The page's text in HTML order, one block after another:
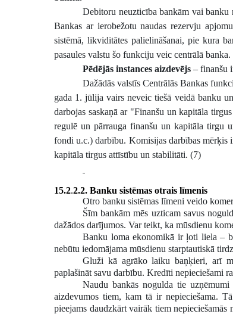
Debitoru neuzticība bankām vai banku
Bankas ar ierobežotu naudas rezervju
sistēmā, likviditātes palielināšanai, pie kura
pasaules valstu šo funkciju veic centrālā banka.
Pēdējās instances aizdevējs – finanšu
Dažādās valstīs Centrālās Bankas
gada 1. jūlija vairs neveic tiešā veidā banku
darbojas saskaņā ar "Finanšu un kapitāla
regulē un pārrauga finanšu un kapitāla tirgu
fondi u.c.) darbību. Komisijas darbības mērķis
kapitāla tirgus attīstību un stabilitāti. (7)
15.2.2.2. Banku sistēmas otrais līmenis
Otro banku sistēmas līmeni veido
Šīm bankām mēs uzticam savus
dažādos darījumos. Var teikt, ka mūsdienu
Banku loma ekonomikā ir ļoti liela –
nebūtu iedomājama mūsdienu starptautiskā
Gluži kā agrāko laiku baņķieri, arī
paplašināt savu darbību. Kredīti nepieciešami
Naudu bankās nogulda tie
aizdevumos tiem, kam tā ir nepieciešama.
pieejams daudzkārt vairāk tiem